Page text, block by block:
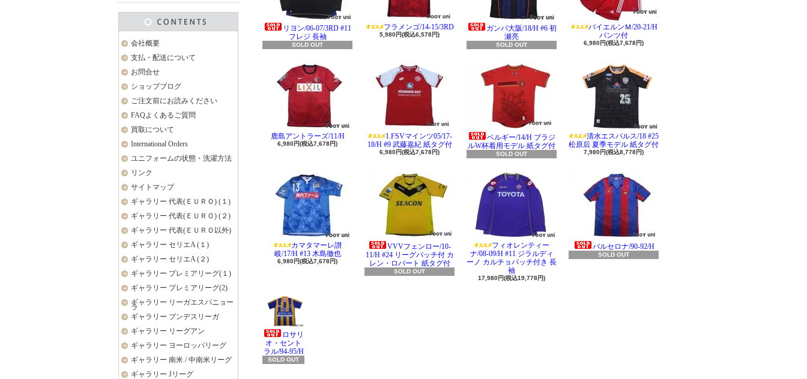
会社概要
支払・配送について
お問合せ
ショップブログ
ご注文前にお読みください
FAQよくあるご質問
買取について
International Orders
ユニフォームの状態・洗濯方法
リンク
サイトマップ
ギャラリー 代表(ＥＵＲＯ) (１)
ギャラリー 代表(ＥＵＲＯ) (２)
ギャラリー 代表(ＥＵＲＯ以外)
ギャラリー セリエA (１)
ギャラリー セリエA (２)
ギャラリー プレミアリーグ(１)
ギャラリー プレミアリーグ(2)
ギャラリー リーガエスパニョー
ラ
ギャラリー ブンデスリーガ
ギャラリー リーグアン
ギャラリー ヨーロッパリーグ
ギャラリー 南米 / 中南米リーグ
ギャラリー Jリーグ
リヨン/06-07/3RD #11
フレジ 長袖
SOLD OUT
フラメンゴ/14-15/3RD
5,980円(税込6,578円)
ガンバ大阪/18/H #6 初
瀬亮
SOLD OUT
バイエルンＭ/20-21/H
パンツ付
6,980円(税込7,678円)
鹿島アントラーズ/11/H
6,980円(税込7,678円)
1.FSVマインツ05/17-
18/H #9 武藤嘉紀 紙タグ付
6,980円(税込7,678円)
ベルギー/14/H ブラジ
ルW杯着用モデル 紙タグ付
SOLD OUT
清水エスパルス/18 #25
松原后 夏季モデル 紙タグ付
7,980円(税込8,778円)
カマタマーレ讃
岐/17/H #13 木島徹也
6,980円(税込7,678円)
VVVフェンロー/10-
11/H #24 リーグパッチ付 カ
レン・ロバート 紙タグ付
SOLD OUT
フィオレンティー
ナ/08-09/H #11 ジラルディ
ーノ カルチョパッチ付き 長
袖
17,980円(税込19,778円)
バルセロナ/90-92/H
SOLD OUT
ロサリ
オ・セント
ラル/94-95/H
SOLD OUT